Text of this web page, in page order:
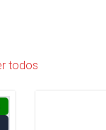
todos